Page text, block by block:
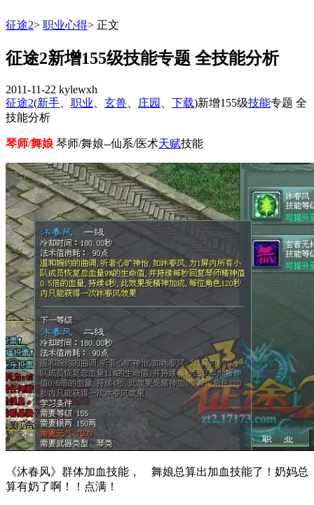
征途2> 职业心得> 正文
征途2新增155级技能专题 全技能分析
2011-11-22 kylewxh
征途2(新手 职业 玄兽 庄园 下载)新增155级技能专题 全
技能分析
琴师/舞娘 琴师/舞娘--仙系/医术天赋技能
《沐春风》群体加血技能， 舞娘总算出加血技能了！奶妈总
算有奶了啊！！点满！